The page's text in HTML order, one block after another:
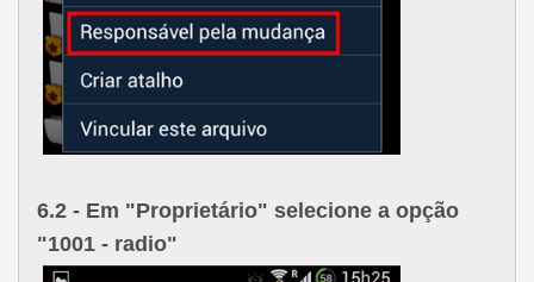
6.2- Em "Proprietário" selecione a opção
"1001 - radio"